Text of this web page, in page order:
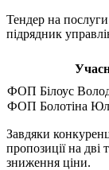
Тендер на
підрядник
ФОП Білоус
ФОП Болотіна
Завдяки
пропозиції на
зниження ціни.